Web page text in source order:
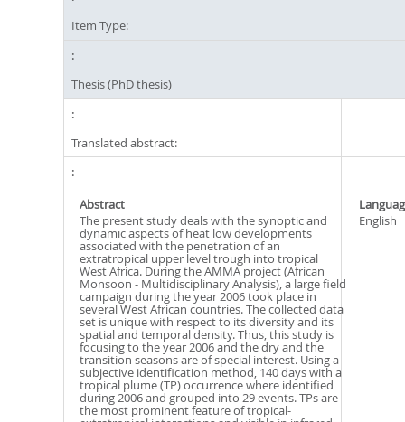
Item Type:
Thesis (PhD thesis)
Translated abstract:
Abstract
The present study deals with the synoptic and
dynamic aspects of heat low developments
associated with the penetration of an
extratropical upper level trough into tropical
West Africa. During the AMMA project (African
Monsoon - Multidisciplinary Analysis), a large field
campaign during the year 2006 took place in
several West African countries. The collected data
set is unique with respect to its diversity and its
spatial and temporal density. Thus, this study is
focusing to the year 2006 and the dry and the
transition seasons are of special interest. Using a
subjective identification method, 140 days with a
tropical plume (TP) occurrence where identified
during 2006 and grouped into 29 events. TPs are
the most prominent feature of tropical-
English